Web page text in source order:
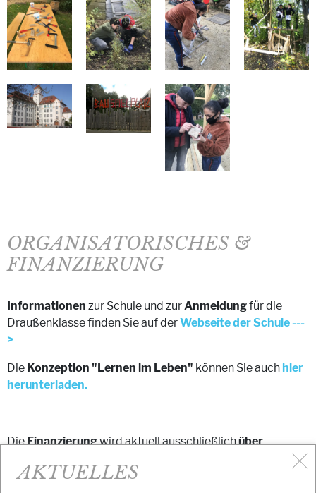
ORGANISATORISCHES &
FINANZIERUNG
Informationen zur Schule und zurAnmeldungfür die
Draußenklasse finden Sie auf derWebseite der Schule ---
>
Die Konzeption "Lernen im Leben" können Sie auch hier
herunterladen.
DieFinanzierungwird aktuell ausschließlichüber
regulären Schulfinanzierung geleistet.
AKTUELLES